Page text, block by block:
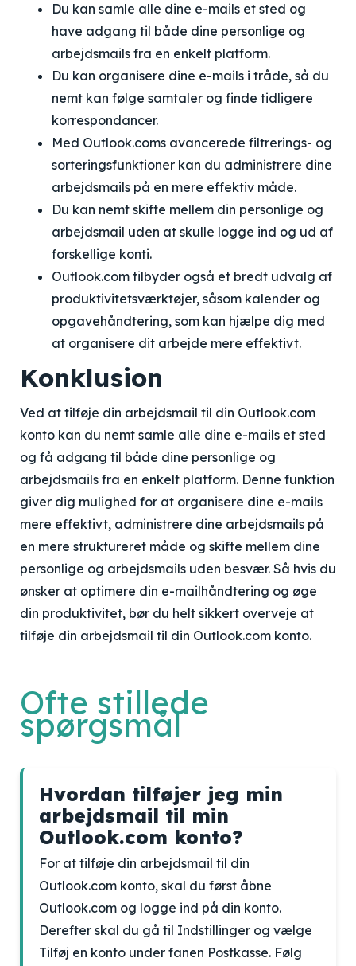
Du kan samle alle dine e-mails et sted og
have adgang til både dine personlige og
arbejdsmails fra en enkelt platform.
Du kan organisere dine e-mails i tråde, så du
nemt kan følge samtaler og finde tidligere
korrespondancer.
Med Outlook.coms avancerede filtrerings- og
sorteringsfunktioner kan du administrere dine
arbejdsmails på en mere effektiv måde.
Du kan nemt skifte mellem din personlige og
arbejdsmail uden at skulle logge ind og ud af
forskellige konti.
Outlook.com tilbyder også et bredt udvalg af
produktivitetsværktøjer, såsom kalender og
opgavehåndtering, som kan hjælpe dig med
at organisere dit arbejde mere effektivt.
Konklusion
Ved at tilføje din arbejdsmail til din Outlook.com
konto kan du nemt samle alle dine e-mails et sted
og få adgang til både dine personlige og
arbejdsmails fra en enkelt platform. Denne funktion
giver dig mulighed for at organisere dine e-mails
mere effektivt, administrere dine arbejdsmails på
en mere struktureret måde og skifte mellem dine
personlige og arbejdsmails uden besvær. Så hvis du
ønsker at optimere din e-mailhåndtering og øge
din produktivitet, bør du helt sikkert overveje at
tilføje din arbejdsmail til din Outlook.com konto.
Ofte stillede
spørgsmål
Hvordan tilføjer jeg min
arbejdsmail til min
Outlook.com konto?
For at tilføje din arbejdsmail til din
Outlook.com konto, skal du først åbne
Outlook.com og logge ind på din konto.
Derefter skal du gå til Indstillinger og vælge
Tilføj en konto under fanen Postkasse. Følg